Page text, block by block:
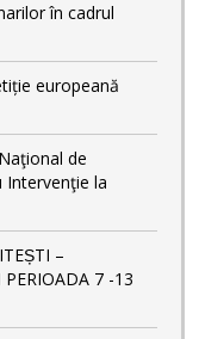
în cadrul
europeană
de
Intervenţie la
–
PERIOADA 7 -13